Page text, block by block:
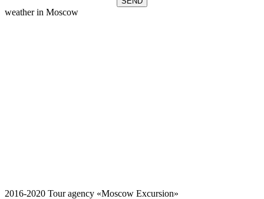
weather in Moscow
2016-2020 Tour agency «Moscow Excursion»